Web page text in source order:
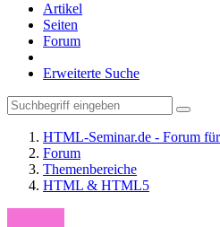
Artikel
Seiten
Forum
Erweiterte Suche
HTML-Seminar.de - Forum
Forum
Themenbereiche
HTML & HTML5